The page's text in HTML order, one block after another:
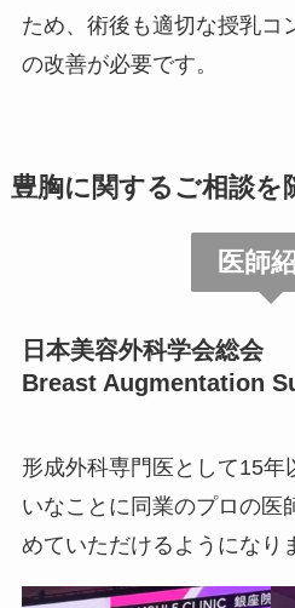
ため、術後も適切な授乳コ
の改善が必要です。
豊胸に関するご相談を
医師
日本美容外科学会総会
Breast Augmentation
形成外科専門医として15年
いなことに同業のプロの医
めていただけるようになり